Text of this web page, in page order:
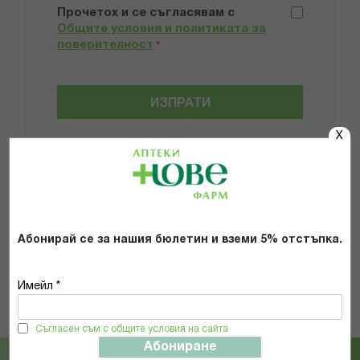
X
Абонирай се за нашия бюлетин и вземи 5% отстъпка.
Имейл *
Съгласен съм с общите условия на сайта
Абониране
Прочетох и се съгласявам с
Общите условия и политиката за
поверителност *
ИЗПРАТИ
15%
THE GREEN BEAR SLIM BEAR ЧАЙ
ЗИМНА СЕЛЕКЦИЯ ЗА
СЛИМ ПАМ ЗА ЖЕНИ К-Т ДЕЛУКС
КАПС Х 40 + САШЕТА X 20 ПРОФ.
ПАМУКОВ